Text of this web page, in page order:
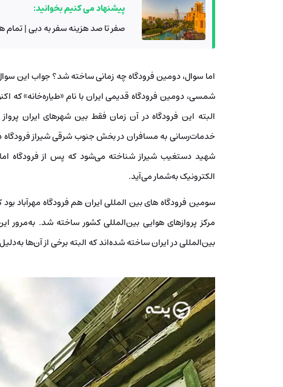
پیشنهاد می کنیم بخوانید:
صفر تا صد هزینه سفر به دبی | تمام
شمسی، دومین فرودگاه قدیمی ایران با نام «طیاره‌خانه»
خدمات‌رسانی به مسافران در بخش جنوب شرقی شیراز فرودگاه
شهید دستغیب شیراز شناخته می‌شود که پس از فرودگاه
الکترونیک به‌شمار می‌آید.
بین‌المللی در ایران ساخته شده‌اند که البته برخی از آن‌ها